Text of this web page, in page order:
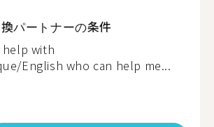
パートナーの条件
help with
English who can help me...